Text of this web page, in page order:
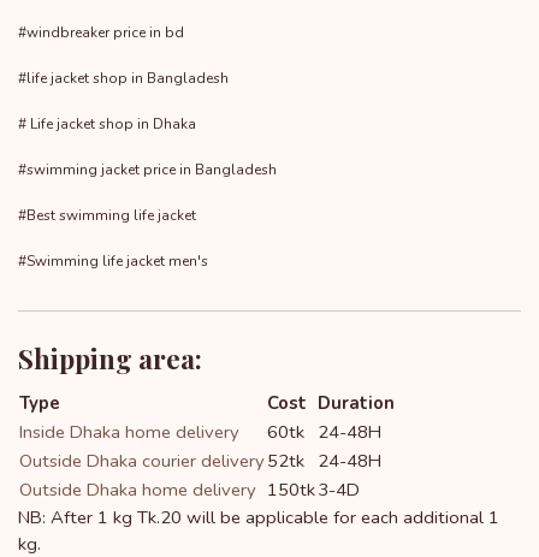
#windbreaker price in bd
#life jacket shop in Bangladesh
# Life jacket shop in Dhaka
#swimming jacket price in Bangladesh
#Best swimming life jacket
#Swimming life jacket men's
Shipping area:
Type Cost Duration
Inside Dhaka home delivery
60tk 24-48H
Outside Dhaka courier delivery52tk 24-48H
Outside Dhaka home delivery 150tk3-4D
NB: After 1 kg Tk.20 will be applicable for each additional 1
kg.